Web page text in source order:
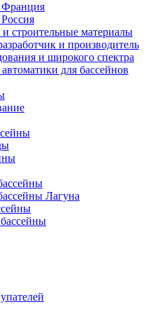
Франция
строительные материалы
и производитель
и широкого спектра
для бассейнов
Лагуна